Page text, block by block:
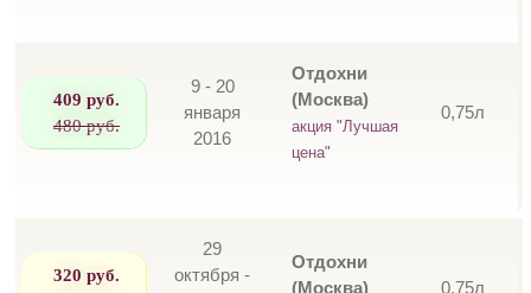
409 руб.
480 руб.
9 - 20
января
2016
Отдохни
(Москва)
акция "Лучшая
цена"
0,75л
320 руб.
29
октября -
Отдохни
(Москва)
0,75л